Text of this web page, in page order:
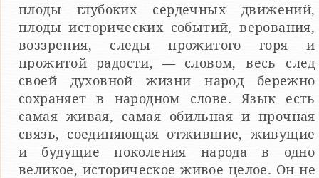
плоды глубоких сердечных движений,
плоды исторических событий, верования,
воззрения, следы про­житого горя и
прожитой радости, — словом, весь след
своей духовной жизни народ бережно
сохраняет в народном слове. Язык есть
самая живая, самая обильная и прочная
связь, соединяющая отжившие, живущие
и будущие поколения народа в одно
великое, историческое живое целое. Он не